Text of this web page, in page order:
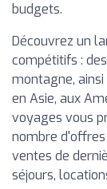
budgets.
Découvrez un
compétitifs :
montagne,
en Asie, aux
voyages vous
nombre
ventes de
séjours,